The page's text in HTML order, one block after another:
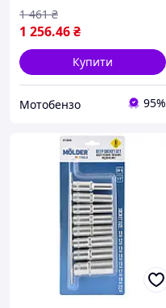
1 256.46₴
1 461 ₴
Купити
Мотобензо 95%